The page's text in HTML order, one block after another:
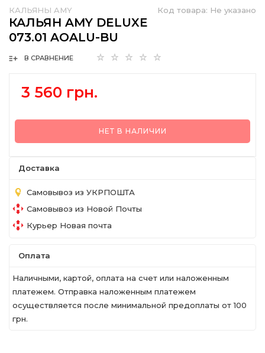
Код товара: Не указано
КАЛЬЯНЫ AMY
КАЛЬЯН AMY DELUXE
073.01 AOALU-BU
В СРАВНЕНИЕ
3 560 грн.
НЕТ В НАЛИЧИИ
Доставка
Самовывоз из УКРПОШТА
Самовывоз из Новой Почты
Курьер Новая почта
Оплата
Наличными, картой, оплата на счет или наложенным
платежем. Отправка наложенным платежем
осуществляется после минимальной предоплаты от 100
грн.